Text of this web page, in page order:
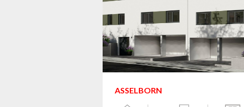
ASSELBORN